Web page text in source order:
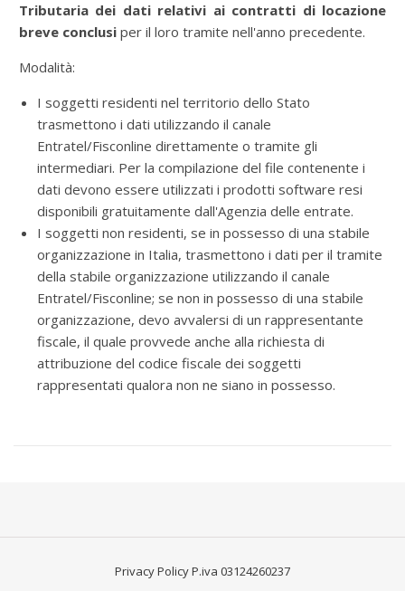
Tributaria dei dati relativi ai contratti di locazione
breve conclusi per il loro tramite nell'anno precedente.
Modalità:
I soggetti residenti nel territorio dello Stato
trasmettono i dati utilizzando il canale
Entratel/Fisconline direttamente o tramite gli
intermediari. Per la compilazione del file contenente i
dati devono essere utilizzati i prodotti software resi
disponibili gratuitamente dall'Agenzia delle entrate.
I soggetti non residenti, se in possesso di una stabile
organizzazione in Italia, trasmettono i dati per il tramite
della stabile organizzazione utilizzando il canale
Entratel/Fisconline; se non in possesso di una stabile
organizzazione, devo avvalersi di un rappresentante
fiscale, il quale provvede anche alla richiesta di
attribuzione del codice fiscale dei soggetti
rappresentati qualora non ne siano in possesso.
Privacy PolicyP.iva 03124260237